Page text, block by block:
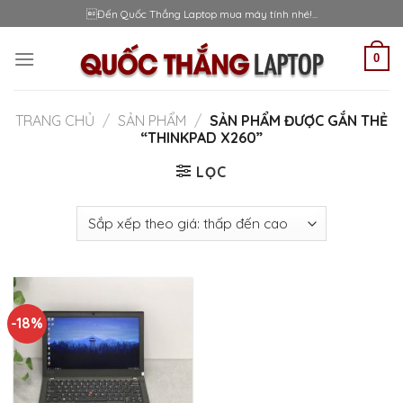
to
content
Đến Quốc Thắng Laptop mua máy tính nhé!...
0
TRANG CHỦ / SẢN PHẨM / SẢN PHẨM ĐƯỢC GẮN THẺ
“THINKPAD X260”
LỌC
-18%